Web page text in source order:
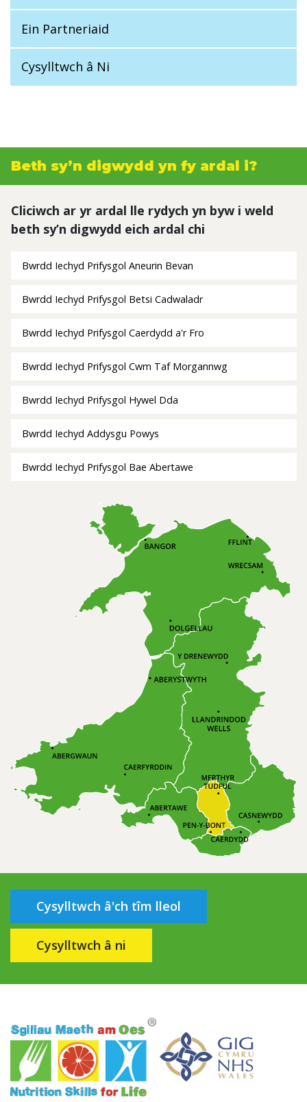
Ein Partneriaid
Cysylltwch â Ni
Beth sy’n digwydd yn fy ardal i?
Cliciwch ar yr ardal lle rydych yn byw i weld
beth sy’n digwydd eich ardal chi
Bwrdd Iechyd Prifysgol Aneurin Bevan
Bwrdd Iechyd Prifysgol Betsi Cadwaladr
Bwrdd Iechyd Prifysgol Caerdydd a'r Fro
Bwrdd Iechyd Prifysgol Cwm Taf Morgannwg
Bwrdd Iechyd Prifysgol Hywel Dda
Bwrdd Iechyd Addysgu Powys
Bwrdd Iechyd Prifysgol Bae Abertawe
Cysylltwch â'ch tîm lleol
Cysylltwch â ni